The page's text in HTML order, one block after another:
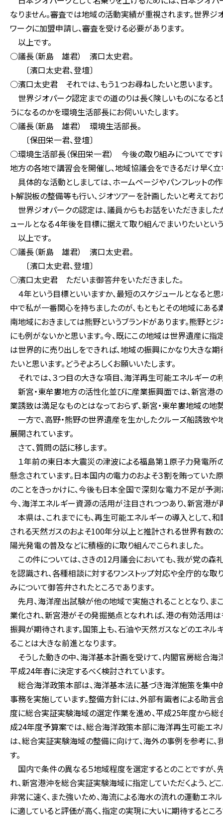
なりません。審査では地域の活動実績が重視されます。世界
ワークに加盟申請し、審査を受ける必要があります。
以上です。
○議長（新島 雄君） 濱口太史君。
〔濱口太史君、登壇〕
○濱口太史君 それでは、もう１つお尋ねしたいと思います。
世界ジオパーク認定までの道のりは長く険しいものになると
うになるのかを環境生活部長にお伺いいたします。
○議長（新島 雄君） 環境生活部長。
〔保田栄一君、登壇〕
○環境生活部長（保田栄一君） 今後の取り組みについてです
地方の各地で講習会を開催し、地域協議会をできるだけ早く立
具体的な活動としましては、ホームページやパンフレットの
ト解説板の整備等も行い、ジオツアーを計画したいと考えており
世界ジオパークの認定は、議員からもお話をいただきました
ュールとなる４年後を目標に据えて取り組んでまいりたいとい
以上です。
○議長（新島 雄君） 濱口太史君。
〔濱口太史君、登壇〕
○濱口太史君 ただいま御答弁をいただきました。
４年という目標といいますか、最短のスケジュールとなると
中で私が一番関心を持ちましたのが、もともとその地域にあ
南地域におきましては熊野というブランドがあります。熊野
にも例がないかと思います。今、既にこの地域は世界遺産に指
は世界的に売り出しをできれば、地域の振興にかなり大きな
たいと思います。どうぞよろしくお願いいたします。
それでは、３つ目の大きな項目、海洋再生可能エネルギーの
新宮・東牟婁地方の活性化並びに産業振興面では、新宮港
業誘致は満足なものとはなっておらず、新宮・東牟婁地域の
一方で、高野・熊野の世界遺産を生かしたクルーズ船誘致や
展開されています。
さて、質問の話に移します。
１年前の東日本大震災の津波による福島第１原子力発電所
懸念されています。日本国内の電力のおよそ３割を賄っていた
のことをきっかけに、今後も日本全国で深刻な電力不足が予
今、海洋エネルギー資源の活用が注目されつつあり、新宮港
本県は、これまでにも、再生可能エネルギーの導入として
される天然ガスのおよそ100年分以上と推計される世界有数
陽光発電の普及などに積極的に取り組んでこられました。
この件については、さきの12月議会においても、我が党の
を認識され、各種相談に対するワンストップ対応や全庁的な
みについて御答弁されたところであります。
先月、海洋産出試験が他の地域で実施されることとなり、ま
業化され、新宮港がその発掘拠点となれれば、港の有効活用
振興が期待されます。国策上も、石油や天然ガスなどのエネ
ることは大きな前進となります。
そうした動きの中、海洋基本計画を受けて、内閣官房総合
平成24年春に決定するべく検討されています。
総合海洋政策本部は、海洋基本法に基づき海洋施策を集中
事務を実施しています。整備方針には、外部有識者による助
度に総合実証実験海域の選定作業を進め、平成25年度から総
成24年度予算案では、総合海洋政策本部に海洋再生可能エ
は、総合実証実験海域の整備に向けて、海外の事例を参考に
す。
国内で条件の異なる５地域程度を選定するとのことですが
れ、新宮港沖を総合実証実験海域に指定していただくよう、
非常に速く、また強いため、海流による海水の流れの運動エ
に適していると評価が高く、指定の実現に大いに期待するところ